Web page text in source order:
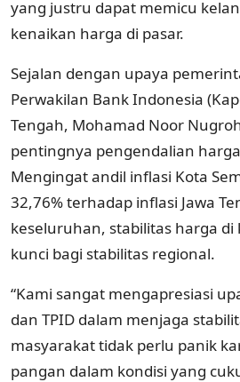
yang justru dapat memicu
kenaikan harga di pasar.
Sejalan dengan upaya
Perwakilan Bank Indonesia
Tengah, Mohamad Noor
pentingnya pengendalian
Mengingat andil inflasi Kota
32,76% terhadap inflasi Jawa
keseluruhan, stabilitas harga di
kunci bagi stabilitas regional.
“Kami sangat mengapresiasi
dan TPID dalam menjaga
masyarakat tidak perlu panik
pangan dalam kondisi yang